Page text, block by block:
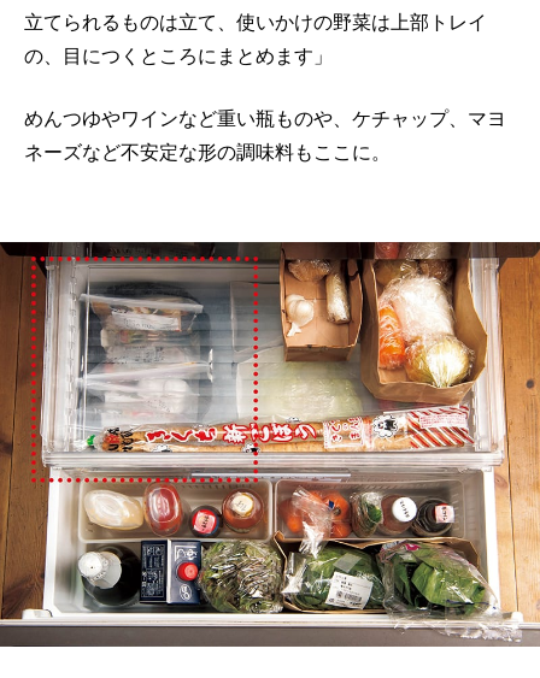
立てられるものは立て、使いかけの野菜は上部トレイ
の、目につくところにまとめます」
めんつゆやワインなど重い瓶ものや、ケチャップ、マヨ
ネーズなど不安定な形の調味料もここに。